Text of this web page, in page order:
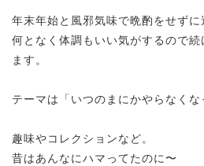
年末年始と風邪気味で晩酌をせずに
何となく体調もいい気がするので
ます。
テーマは「いつのまにかやらなくな
趣味やコレクションなど。
昔はあんなにハマってたのに〜